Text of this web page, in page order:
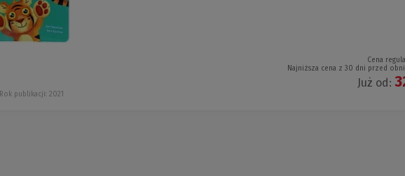
Cena
Najniższa cena z 30 dni przed
Już od:
Rok publikacji: 2021